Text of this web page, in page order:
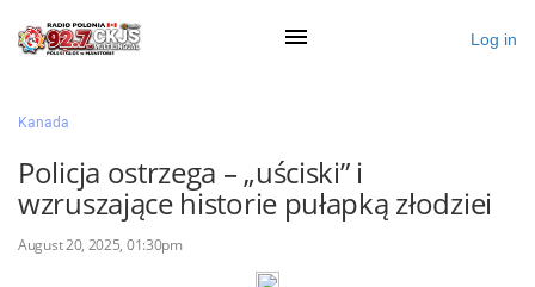
Ogłoś się
Działy
Log in
Kanada
Policja ostrzega – „uściski” i
wzruszające historie pułapką złodziei
August 20, 2025, 01:30pm